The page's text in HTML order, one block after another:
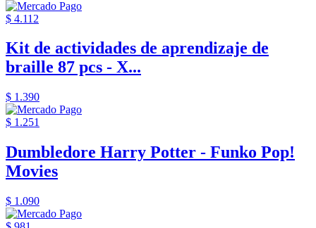
$ 4.112
Kit de actividades de aprendizaje de
braille 87 pcs - X...
$ 1.390
$ 1.251
Dumbledore Harry Potter - Funko Pop!
Movies
$ 1.090